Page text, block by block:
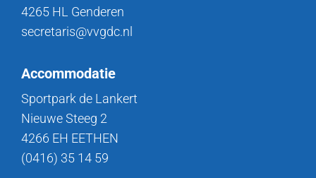
4265 HL Genderen
secretaris@vvgdc.nl
Accommodatie
Sportpark de Lankert
Nieuwe Steeg 2
4266 EH EETHEN
(0416) 35 14 59